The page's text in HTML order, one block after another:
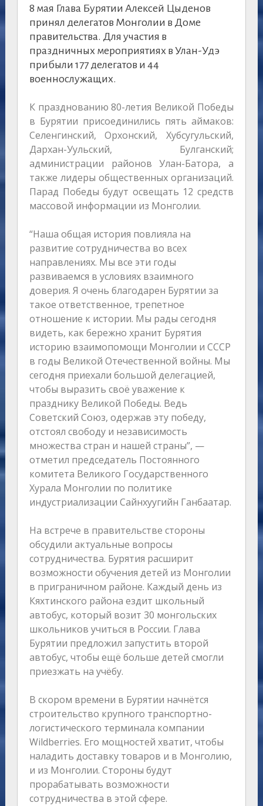
8 мая Глава Бурятии Алексей Цыденов
принял делегатов Монголии в Доме
правительства. Для участия в
праздничных мероприятиях в Улан-Удэ
прибыли 177 делегатов и 44
военнослужащих.
К празднованию 80-летия Великой Победы
в Бурятии присоединились пять аймаков:
Селенгинский, Орхонский, Хубсугульский,
Дархан-Уульский, Булганский;
администрации районов Улан-Батора, а
также лидеры общественных организаций.
Парад Победы будут освещать 12 средств
массовой информации из Монголии.
“Наша общая история повлияла на
развитие сотрудничества во всех
направлениях. Мы все эти годы
развиваемся в условиях взаимного
доверия. Я очень благодарен Бурятии за
такое ответственное, трепетное
отношение к истории. Мы рады сегодня
видеть, как бережно хранит Бурятия
историю взаимопомощи Монголии и СССР
в годы Великой Отечественной войны. Мы
сегодня приехали большой делегацией,
чтобы выразить своё уважение к
празднику Великой Победы. Ведь
Советский Союз, одержав эту победу,
отстоял свободу и независимость
множества стран и нашей страны”, —
отметил председатель Постоянного
комитета Великого Государственного
Хурала Монголии по политике
индустриализации Сайнхуугийн Ганбаатар.
На встрече в правительстве стороны
обсудили актуальные вопросы
сотрудничества. Бурятия расширит
возможности обучения детей из Монголии
в приграничном районе. Каждый день из
Кяхтинского района ездит школьный
автобус, который возит 30 монгольских
школьников учиться в России. Глава
Бурятии предложил запустить второй
автобус, чтобы ещё больше детей смогли
приезжать на учёбу.
В скором времени в Бурятии начнётся
строительство крупного транспортно-
логистического терминала компании
Wildberries. Его мощностей хватит, чтобы
наладить доставку товаров и в Монголию,
и из Монголии. Стороны будут
прорабатывать возможности
сотрудничества в этой сфере.